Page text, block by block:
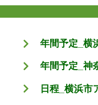
年間予定_横
年間予定_神
日程_横浜市